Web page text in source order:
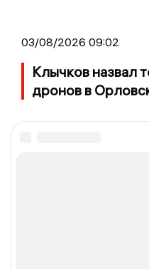
03/08/2026 09:02
Клычков назвал
дронов в